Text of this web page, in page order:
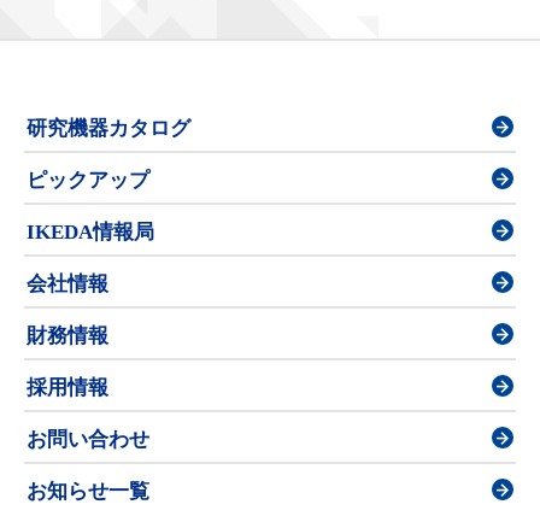
研究機器カタログ
ピックアップ
IKEDA情報局
会社情報
財務情報
採用情報
お問い合わせ
お知らせ一覧